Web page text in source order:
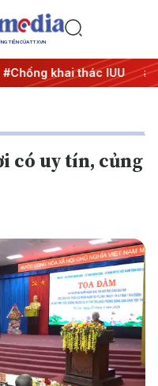
TIỆN CỦA TTXVN
khai thác IUU
có uy tín, củng